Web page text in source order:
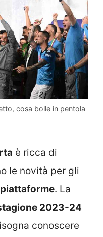
cosa bolle in pentola
è ricca di
le novità per gli
piattaforme. La
2023-24
conoscere